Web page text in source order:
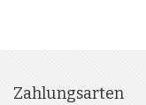
Zahlungsarten